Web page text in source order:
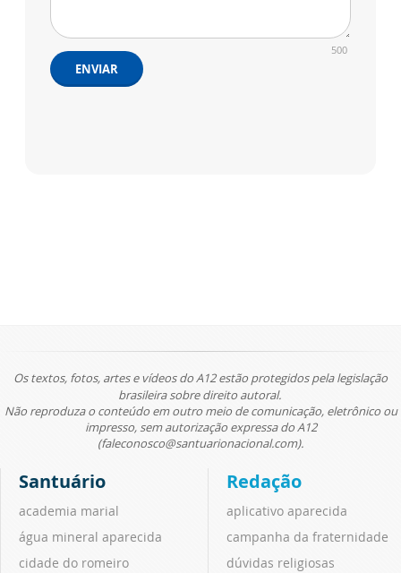
500
ENVIAR
Os textos, fotos, artes e vídeos do A12 estão protegidos pela legislação
brasileira sobre direito autoral.
Não reproduza o conteúdo em outro meio de comunicação, eletrônico ou
impresso, sem autorização expressa do A12
(faleconosco@santuarionacional.com).
Santuário
academia marial
água mineral aparecida
cidade do romeiro
Redação
aplicativo aparecida
campanha da fraternidade
dúvidas religiosas